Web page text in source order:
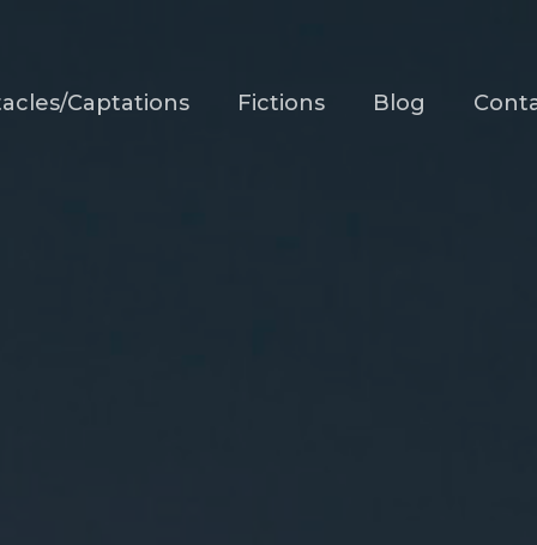
Captations Fictions Blog